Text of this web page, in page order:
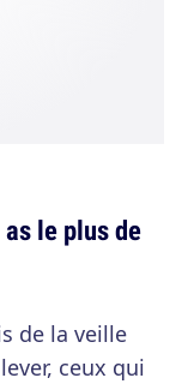
le plus de
de la veille
ceux qui